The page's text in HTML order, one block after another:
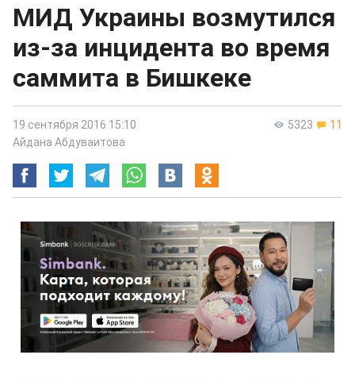
МИД Украины возмутился
из-за инцидента во время
саммита в Бишкеке
5323 11
19 сентября 2016 15:10
Айдана Абдуваитова